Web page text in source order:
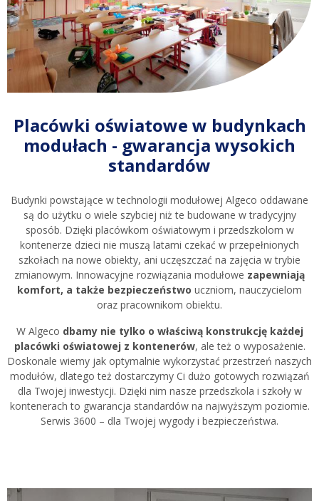
Placówki oświatowe w budynkach
modułach - gwarancja wysokich
standardów
Budynki powstające w technologii modułowej Algeco oddawane
są do użytku o wiele szybciej niż te budowane w tradycyjny
sposób. Dzięki placówkom oświatowym i przedszkolom w
kontenerze dzieci nie muszą latami czekać w przepełnionych
szkołach na nowe obiekty, ani uczęszczać na zajęcia w trybie
zmianowym. Innowacyjne rozwiązania modułowe zapewniają
komfort, a także bezpieczeństwo uczniom, nauczycielom
oraz pracownikom obiektu.
W Algeco dbamy nie tylko o właściwą konstrukcję każdej
placówki oświatowej z kontenerów, ale też o wyposażenie.
Doskonale wiemy jak optymalnie wykorzystać przestrzeń naszych
modułów, dlatego też dostarczymy Ci dużo gotowych rozwiązań
dla Twojej inwestycji. Dzięki nim nasze przedszkola i szkoły w
kontenerach to gwarancja standardów na najwyższym poziomie.
Serwis 3600 – dla Twojej wygody i bezpieczeństwa.